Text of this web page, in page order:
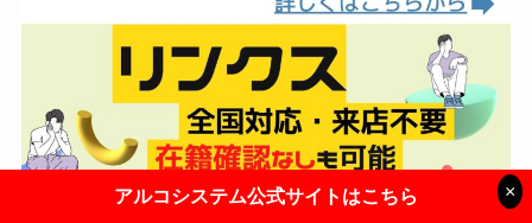
アルコシステム公式サイトはこちら ×